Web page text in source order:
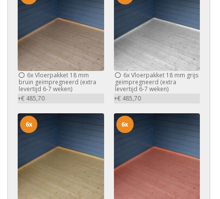
6xVloerpakket 18 mm
bruin geïmpregneerd (extra
levertijd 6-7 weken)
+€ 485,70
6xVloerpakket 18 mm grijs
geïmpregneerd (extra
levertijd 6-7 weken)
+€ 485,70
6x 6x